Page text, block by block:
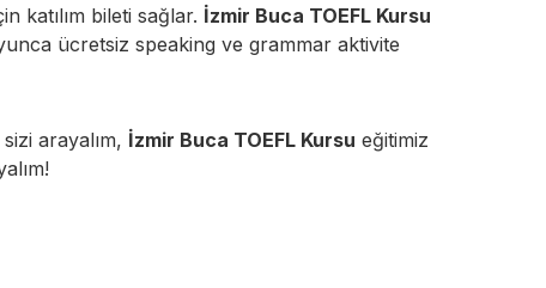
katılım bileti sağlar. İzmir Buca TOEFL Kursu
ücretsiz speaking ve grammar aktivite
arayalım, İzmir Buca TOEFL Kursu eğitimiz